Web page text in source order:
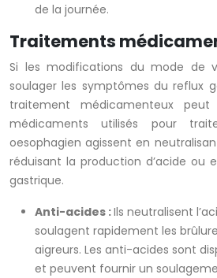
de la journée.
Traitements
Si les modifications du mode de
soulager les symptômes du reflux
traitement médicamenteux peut
médicaments utilisés pour
oesophagien agissent en
réduisant la production d’acide ou
gastrique.
Anti-acides :Ils neutralisent
soulagent rapidement les
aigreurs. Les anti-acides sont
et peuvent fournir un